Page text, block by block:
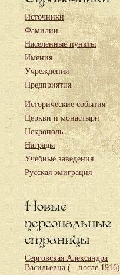
Источники
Фамилии
Населенные пункты
Имения
Учреждения
Предприятия
Исторические события
Церкви и монастыри
Некрополь
Награды
Учебные заведения
Русская эмиграция
Новые
персональные
страницы
Серговская Александра
Васильевна ( - после 1916)